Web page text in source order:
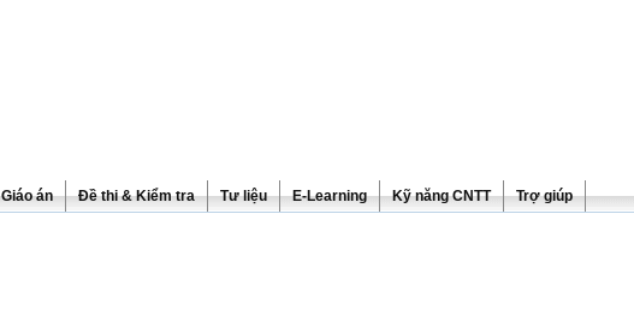
Giáo án Đề thi & Kiểm tra Tư liệu E-Learning Kỹ năng CNTT Trợ giúp